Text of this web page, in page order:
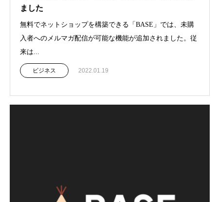
ました
無料でネットショップを構築できる「BASE」では、未購
入者へのメルマガ配信が可能な機能が追加されました。従
来は...
ビジネス 2022.01.19